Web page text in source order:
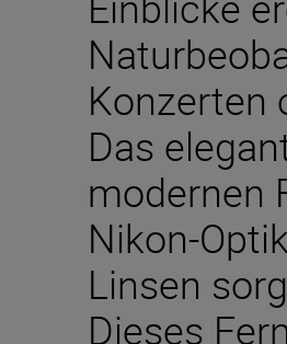
Konzerten
Das
modernen
Nikon-
Linsen
Dieses